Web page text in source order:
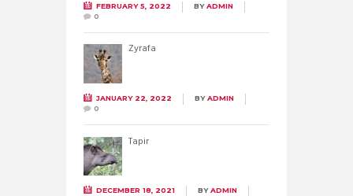
FEBRUARY 5, 2022 BYADMIN
0
Żyrafa
JANUARY 22, 2022 BYADMIN
0
Tapir
DECEMBER 18, 2021 BYADMIN